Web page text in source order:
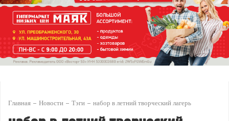
Главная Новости Тэги набор в летний творческий лагерь